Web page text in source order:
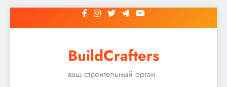
к
BuildCrafters
ваш строительный орган